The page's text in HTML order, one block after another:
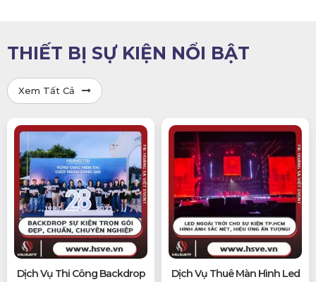
THIẾT BỊ SỰ KIỆN NỔI BẬT
Xem Tất Cả
Dịch Vụ Thi Công Backdrop
Dịch Vụ Thuê Màn Hình Led